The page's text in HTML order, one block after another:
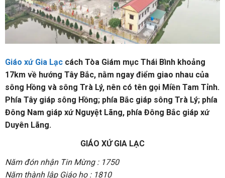
Giáo xứ Gia Lạc cách Tòa Giám mục Thái Bình khoảng
17km về hướng Tây Bắc, nằm ngay điểm giao nhau của
sông Hồng và sông Trà Lý, nên có tên gọi Miền Tam Tỉnh.
Phía Tây giáp sông Hồng; phía Bắc giáp sông Trà Lý; phía
Đông Nam giáp xứ Nguyệt Lãng, phía Đông Bắc giáp xứ
Duyên Lãng.
GIÁO XỨ GIA LẠC
Năm đón nhận Tin Mừng : 1750
Năm thành lập Giáo họ : 1810